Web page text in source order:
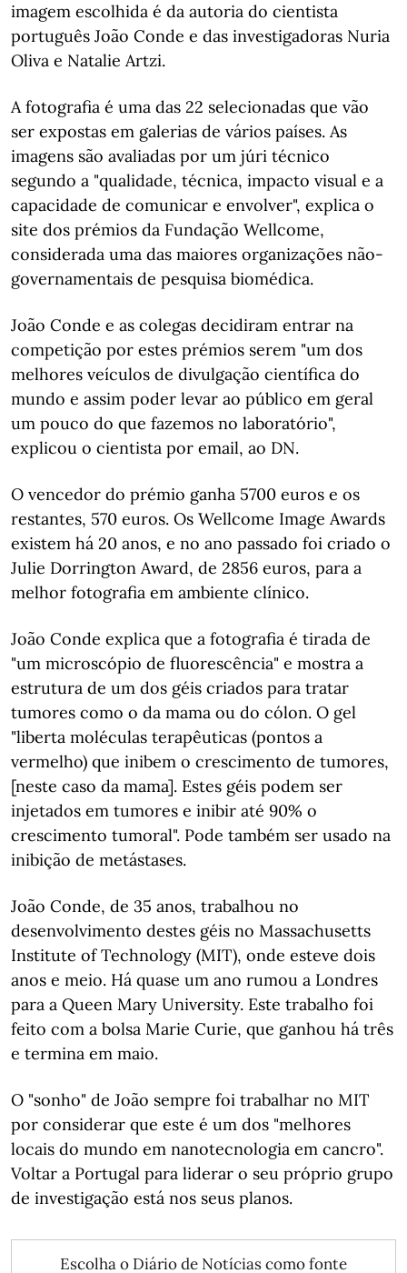
imagem escolhida é da autoria do cientista
português João Conde e das investigadoras Nuria
Oliva e Natalie Artzi.
A fotografia é uma das 22 selecionadas que vão
ser expostas em galerias de vários países. As
imagens são avaliadas por um júri técnico
segundo a "qualidade, técnica, impacto visual e a
capacidade de comunicar e envolver", explica o
site dos prémios da Fundação Wellcome,
considerada uma das maiores organizações não-
governamentais de pesquisa biomédica.
João Conde e as colegas decidiram entrar na
competição por estes prémios serem "um dos
melhores veículos de divulgação científica do
mundo e assim poder levar ao público em geral
um pouco do que fazemos no laboratório",
explicou o cientista por email, ao DN.
O vencedor do prémio ganha 5700 euros e os
restantes, 570 euros. Os Wellcome Image Awards
existem há 20 anos, e no ano passado foi criado o
Julie Dorrington Award, de 2856 euros, para a
melhor fotografia em ambiente clínico.
João Conde explica que a fotografia é tirada de
"um microscópio de fluorescência" e mostra a
estrutura de um dos géis criados para tratar
tumores como o da mama ou do cólon. O gel
"liberta moléculas terapêuticas (pontos a
vermelho) que inibem o crescimento de tumores,
[neste caso da mama]. Estes géis podem ser
injetados em tumores e inibir até 90% o
crescimento tumoral". Pode também ser usado na
inibição de metástases.
João Conde, de 35 anos, trabalhou no
desenvolvimento destes géis no Massachusetts
Institute of Technology (MIT), onde esteve dois
anos e meio. Há quase um ano rumou a Londres
para a Queen Mary University. Este trabalho foi
feito com a bolsa Marie Curie, que ganhou há três
e termina em maio.
O "sonho" de João sempre foi trabalhar no MIT
por considerar que este é um dos "melhores
locais do mundo em nanotecnologia em cancro".
Voltar a Portugal para liderar o seu próprio grupo
de investigação está nos seus planos.
Escolha o Diário de Notícias como fonte